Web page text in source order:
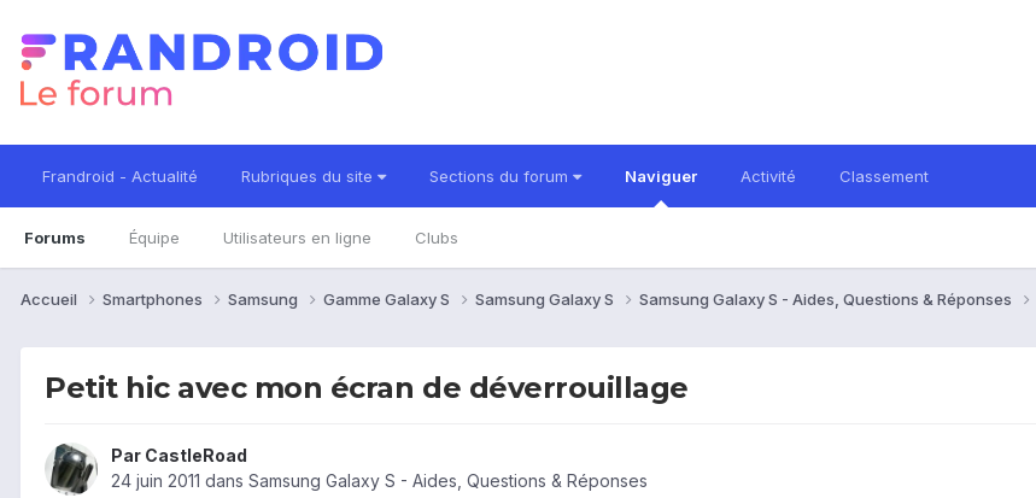
Frandroid - Actualité Rubriques du site Sections du forum Naviguer
Forums Équipe Utilisateurs en ligne Clubs
Activité Classement
Accueil Smartphones Samsung Gamme Galaxy S Samsung Galaxy S Samsung Galaxy S - Aides, Questions & Réponses
Petit hic avec mon écran de déverrouillage
Par CastleRoad
24 juin 2011 dans Samsung Galaxy S - Aides, Questions & Réponses